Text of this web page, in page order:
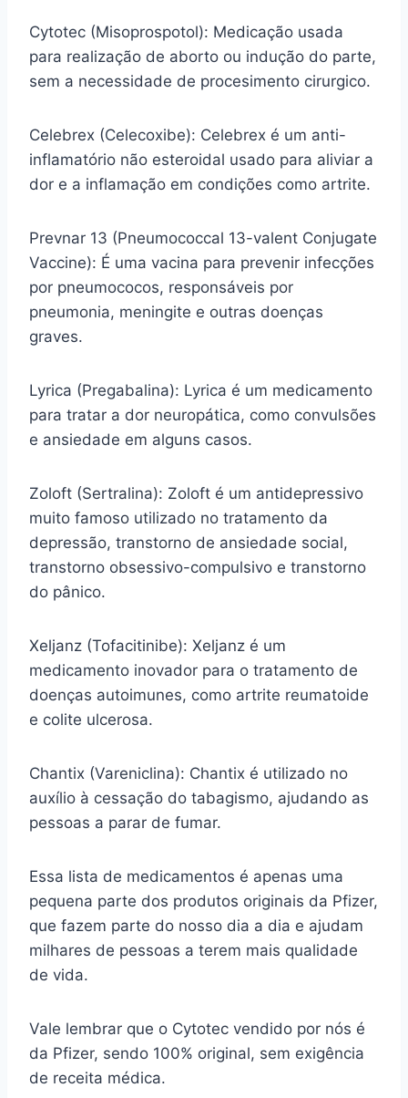
Cytotec (Misoprospotol): Medicação usada
para realização de aborto ou indução do parte,
sem a necessidade de procesimento cirurgico.
Celebrex (Celecoxibe): Celebrex é um anti-
inflamatório não esteroidal usado para aliviar a
dor e a inflamação em condições como artrite.
Prevnar 13 (Pneumococcal 13-valent Conjugate
Vaccine): É uma vacina para prevenir infecções
por pneumococos, responsáveis por
pneumonia, meningite e outras doenças
graves.
Lyrica (Pregabalina): Lyrica é um medicamento
para tratar a dor neuropática, como convulsões
e ansiedade em alguns casos.
Zoloft (Sertralina): Zoloft é um antidepressivo
muito famoso utilizado no tratamento da
depressão, transtorno de ansiedade social,
transtorno obsessivo-compulsivo e transtorno
do pânico.
Xeljanz (Tofacitinibe): Xeljanz é um
medicamento inovador para o tratamento de
doenças autoimunes, como artrite reumatoide
e colite ulcerosa.
Chantix (Vareniclina): Chantix é utilizado no
auxílio à cessação do tabagismo, ajudando as
pessoas a parar de fumar.
Essa lista de medicamentos é apenas uma
pequena parte dos produtos originais da Pfizer,
que fazem parte do nosso dia a dia e ajudam
milhares de pessoas a terem mais qualidade
de vida.
Vale lembrar que o Cytotec vendido por nós é
da Pfizer, sendo 100% original, sem exigência
de receita médica.